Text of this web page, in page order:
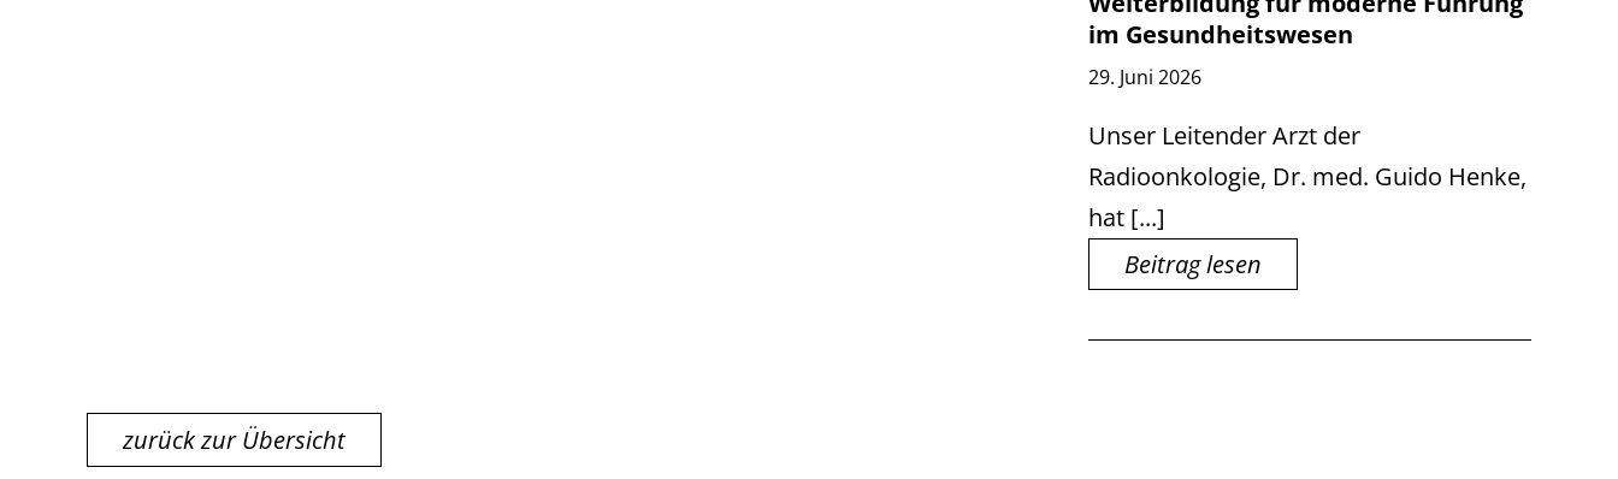
im Gesundheitswesen
29. Juni 2026
Unser Leitender Arzt der
Radioonkologie, Dr. med. Guido Henke,
hat [...]
Beitrag lesen
zurück zur Übersicht